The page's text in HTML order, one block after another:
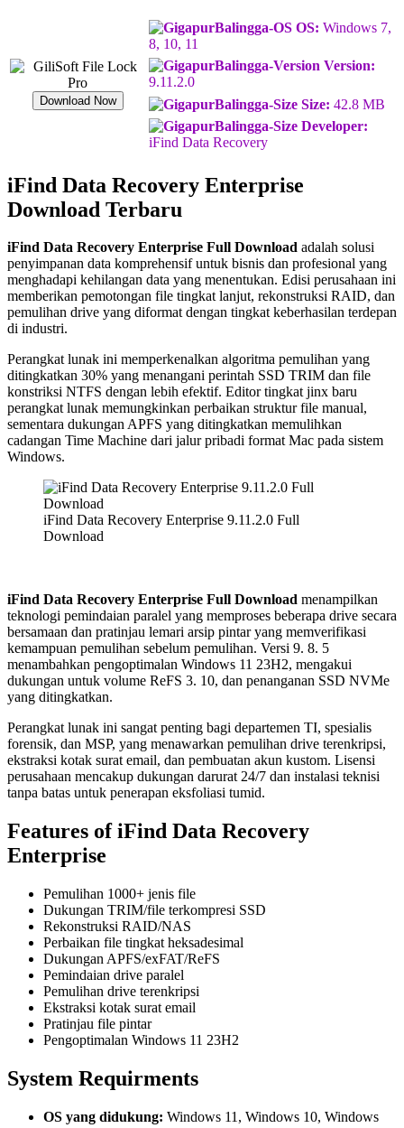
Download Now
OS: Windows 7,
8, 10, 11
Version:
9.11.2.0
Size: 42.8 MB
Developer:
iFind Data Recovery
iFind Data Recovery Enterprise
Download Terbaru
iFind Data Recovery Enterprise Full Download adalah solusi
penyimpanan data komprehensif untuk bisnis dan profesional yang
menghadapi kehilangan data yang menentukan. Edisi perusahaan ini
memberikan pemotongan file tingkat lanjut, rekonstruksi RAID, dan
pemulihan drive yang diformat dengan tingkat keberhasilan terdepan
di industri.
Perangkat lunak ini memperkenalkan algoritma pemulihan yang
ditingkatkan 30% yang menangani perintah SSD TRIM dan file
konstriksi NTFS dengan lebih efektif. Editor tingkat jinx baru
perangkat lunak memungkinkan perbaikan struktur file manual,
sementara dukungan APFS yang ditingkatkan memulihkan
cadangan Time Machine dari jalur pribadi format Mac pada sistem
Windows.
iFind Data Recovery Enterprise 9.11.2.0 Full
Download
iFind Data Recovery Enterprise Full Download menampilkan
teknologi pemindaian paralel yang memproses beberapa drive secara
bersamaan dan pratinjau lemari arsip pintar yang memverifikasi
kemampuan pemulihan sebelum pemulihan. Versi 9. 8. 5
menambahkan pengoptimalan Windows 11 23H2, mengakui
dukungan untuk volume ReFS 3. 10, dan penanganan SSD NVMe
yang ditingkatkan.
Perangkat lunak ini sangat penting bagi departemen TI, spesialis
forensik, dan MSP, yang menawarkan pemulihan drive terenkripsi,
ekstraksi kotak surat email, dan pembuatan akun kustom. Lisensi
perusahaan mencakup dukungan darurat 24/7 dan instalasi teknisi
tanpa batas untuk penerapan eksfoliasi tumid.
Features of iFind Data Recovery
Enterprise
Pemulihan 1000+ jenis file
Dukungan TRIM/file terkompresi SSD
Rekonstruksi RAID/NAS
Perbaikan file tingkat heksadesimal
Dukungan APFS/exFAT/ReFS
Pemindaian drive paralel
Pemulihan drive terenkripsi
Ekstraksi kotak surat email
Pratinjau file pintar
Pengoptimalan Windows 11 23H2
System Requirments
OS yang didukung: Windows 11, Windows 10, Windows